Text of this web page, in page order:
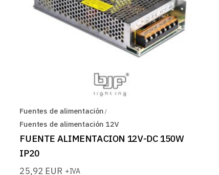
Fuentes de alimentación
Fuentes de alimentación 12V
FUENTE ALIMENTACION 12V-DC 150W
IP20
25,92 EUR +IVA